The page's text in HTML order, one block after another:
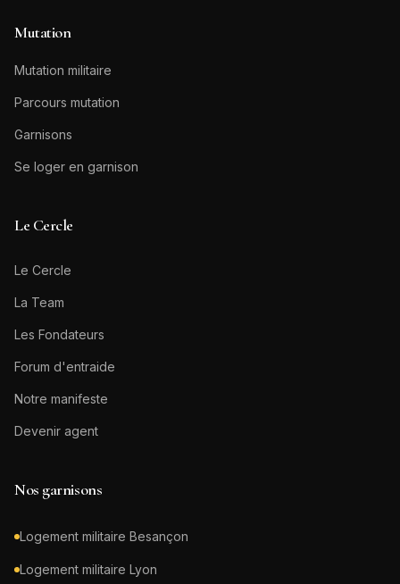
Mutation
Mutation militaire
Parcours mutation
Garnisons
Se loger en garnison
Le Cercle
Le Cercle
La Team
Les Fondateurs
Forum d'entraide
Notre manifeste
Devenir agent
Nos garnisons
Logement militaire Besançon
Logement militaire Lyon